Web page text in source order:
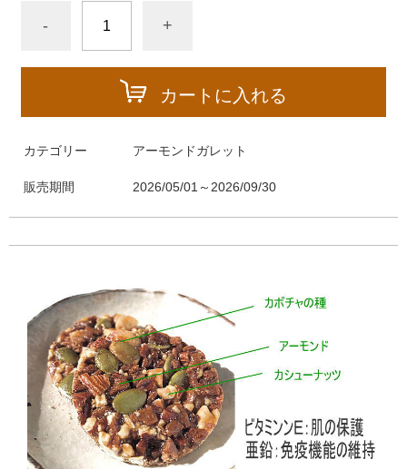
- +
カートに入れる
カテゴリー アーモンドガレット
販売期間 2026/05/01～2026/09/30